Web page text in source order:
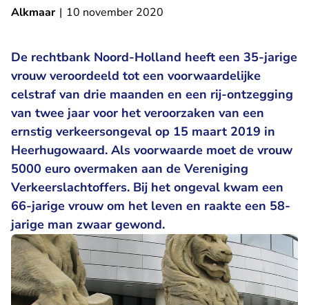
Alkmaar | 10 november 2020
De rechtbank Noord-Holland heeft een 35-jarige
vrouw veroordeeld tot een voorwaardelijke
celstraf van drie maanden en een rij-ontzegging
van twee jaar voor het veroorzaken van een
ernstig verkeersongeval op 15 maart 2019 in
Heerhugowaard. Als voorwaarde moet de vrouw
5000 euro overmaken aan de Vereniging
Verkeerslachtoffers. Bij het ongeval kwam een
66-jarige vrouw om het leven en raakte een 58-
jarige man zwaar gewond.